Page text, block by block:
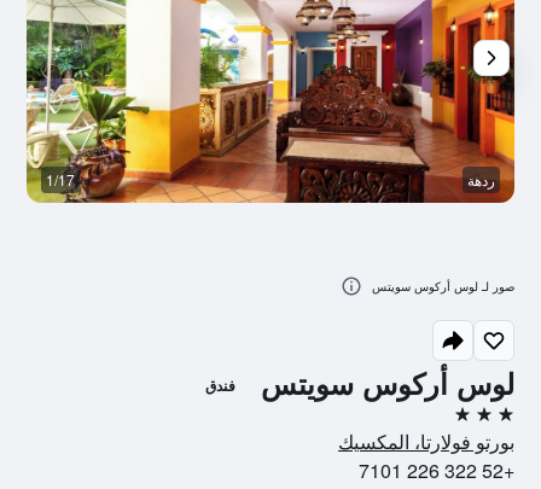
لوس أركوس سويتس فندق
3 نجوم
بورتو فولارتا، المكسيك
+52 322 226 7101
ردهة 1/17
صور لـ لوس أركوس سويتس